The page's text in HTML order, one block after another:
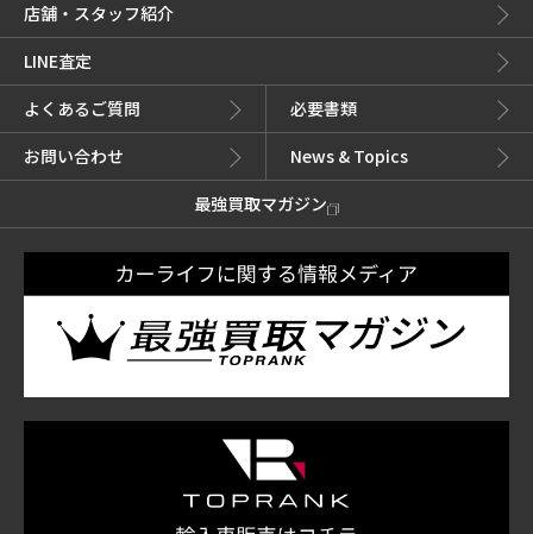
店舗・スタッフ紹介
LINE査定
よくあるご質問
必要書類
お問い合わせ
News & Topics
最強買取マガジン